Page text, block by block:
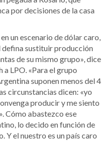
por decisiones de la casa
un escenario de dólar caro,
sustituir producción
de su mismo grupo», dice
LPO. «Para el grupo
suponen menos del 4
circunstancias dicen: «yo
producir y me siento
Cómo abastezco ese
lo decido en función de
Y el nuestro es un país caro